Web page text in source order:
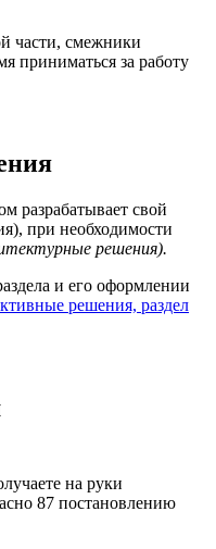
части, смежники
приниматься за работу
разрабатывает свой
при необходимости
решения).
и его оформлении
решения, раздел
на руки
87 постановлению